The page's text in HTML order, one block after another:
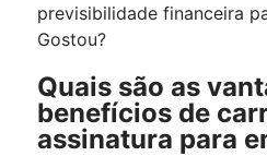
previsibilidade financeira
Gostou?
Quais são as
benefícios de
assinatura para